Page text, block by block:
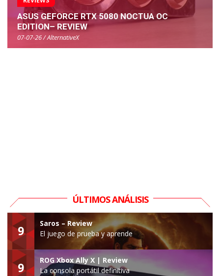
ASUS GEFORCE RTX 5080 NOCTUA OC
EDITION– REVIEW
07-07-26 / AlternativeX
ÚLTIMOS ANÁLISIS
9
Saros – Review
El juego de prueba y aprende
9
ROG Xbox Ally X | Review
La consola portátil definitiva